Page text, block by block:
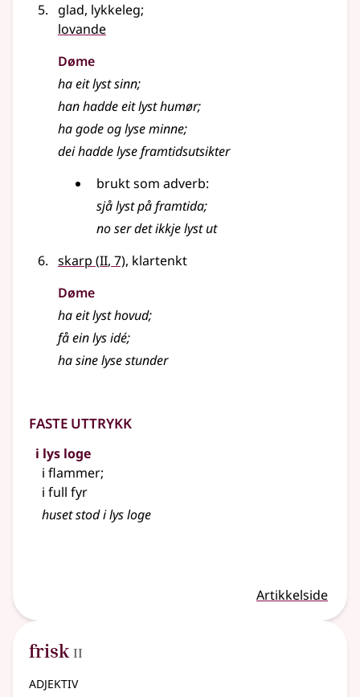
glad, lykkeleg;
lovande
Døme
ha eitlystsinn;
han hadde eitlysthumør;
ha gode oglyseminne;
dei hadde lyse framtidsutsikter
brukt som adverb:
sjålystpå framtida;
no ser det ikkjelystut
skarp (2
II, 7), klartenkt
Døme
ha eitlysthovud;
få einlysidé;
ha sinelysestunder
Faste uttrykk
i lys loge
i flammer;
i full fyr
huset stod i lys loge
Artikkelside
frisk 2
II
adjektiv